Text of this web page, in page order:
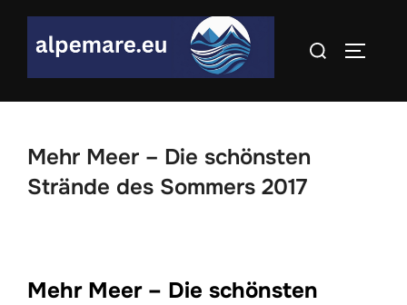
Skip
Search
Mehr Meer – Die schönsten
Strände des Sommers 2017
Mehr Meer – Die schönsten